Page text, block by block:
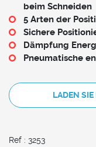
beim Schneiden
5 Arten der
Sichere
Dämpfung
Pneumatische
LADEN
Ref : 3253